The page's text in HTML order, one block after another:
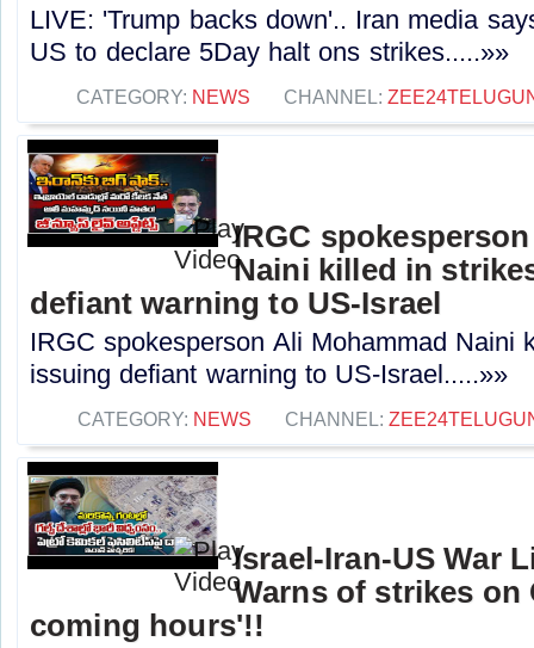
LIVE: 'Trump backs down'.. Iran media
US to declare 5Day halt ons strikes.....»»
CATEGORY: NEWS CHANNEL:
IRGC
Naini killed in
defiant warning to US-Israel
IRGC spokesperson Ali Mohammad Naini
issuing defiant warning to US-Israel.....»»
CATEGORY: NEWS CHANNEL:
Israel-Iran-US War
Warns of strikes
coming hours'!!